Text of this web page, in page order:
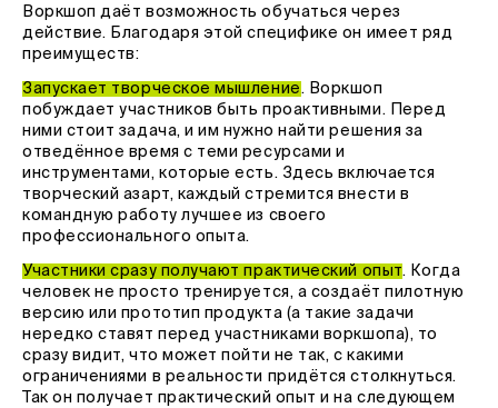
Воркшоп даёт возможность обучаться через
действие. Благодаря этой специфике он имеет ряд
преимуществ:
Запускает творческое мышление. Воркшоп
побуждает участников быть проактивными. Перед
ними стоит задача, и им нужно найти решения за
отведённое время с теми ресурсами и
инструментами, которые есть. Здесь включается
творческий азарт, каждый стремится внести в
командную работу лучшее из своего
профессионального опыта.
Участники сразу получают практический опыт. Когда
человек не просто тренируется, а создаёт пилотную
версию или прототип продукта (а такие задачи
нередко ставят перед участниками воркшопа), то
сразу видит, что может пойти не так, с какими
ограничениями в реальности придётся столкнуться.
Так он получает практический опыт и на следующем